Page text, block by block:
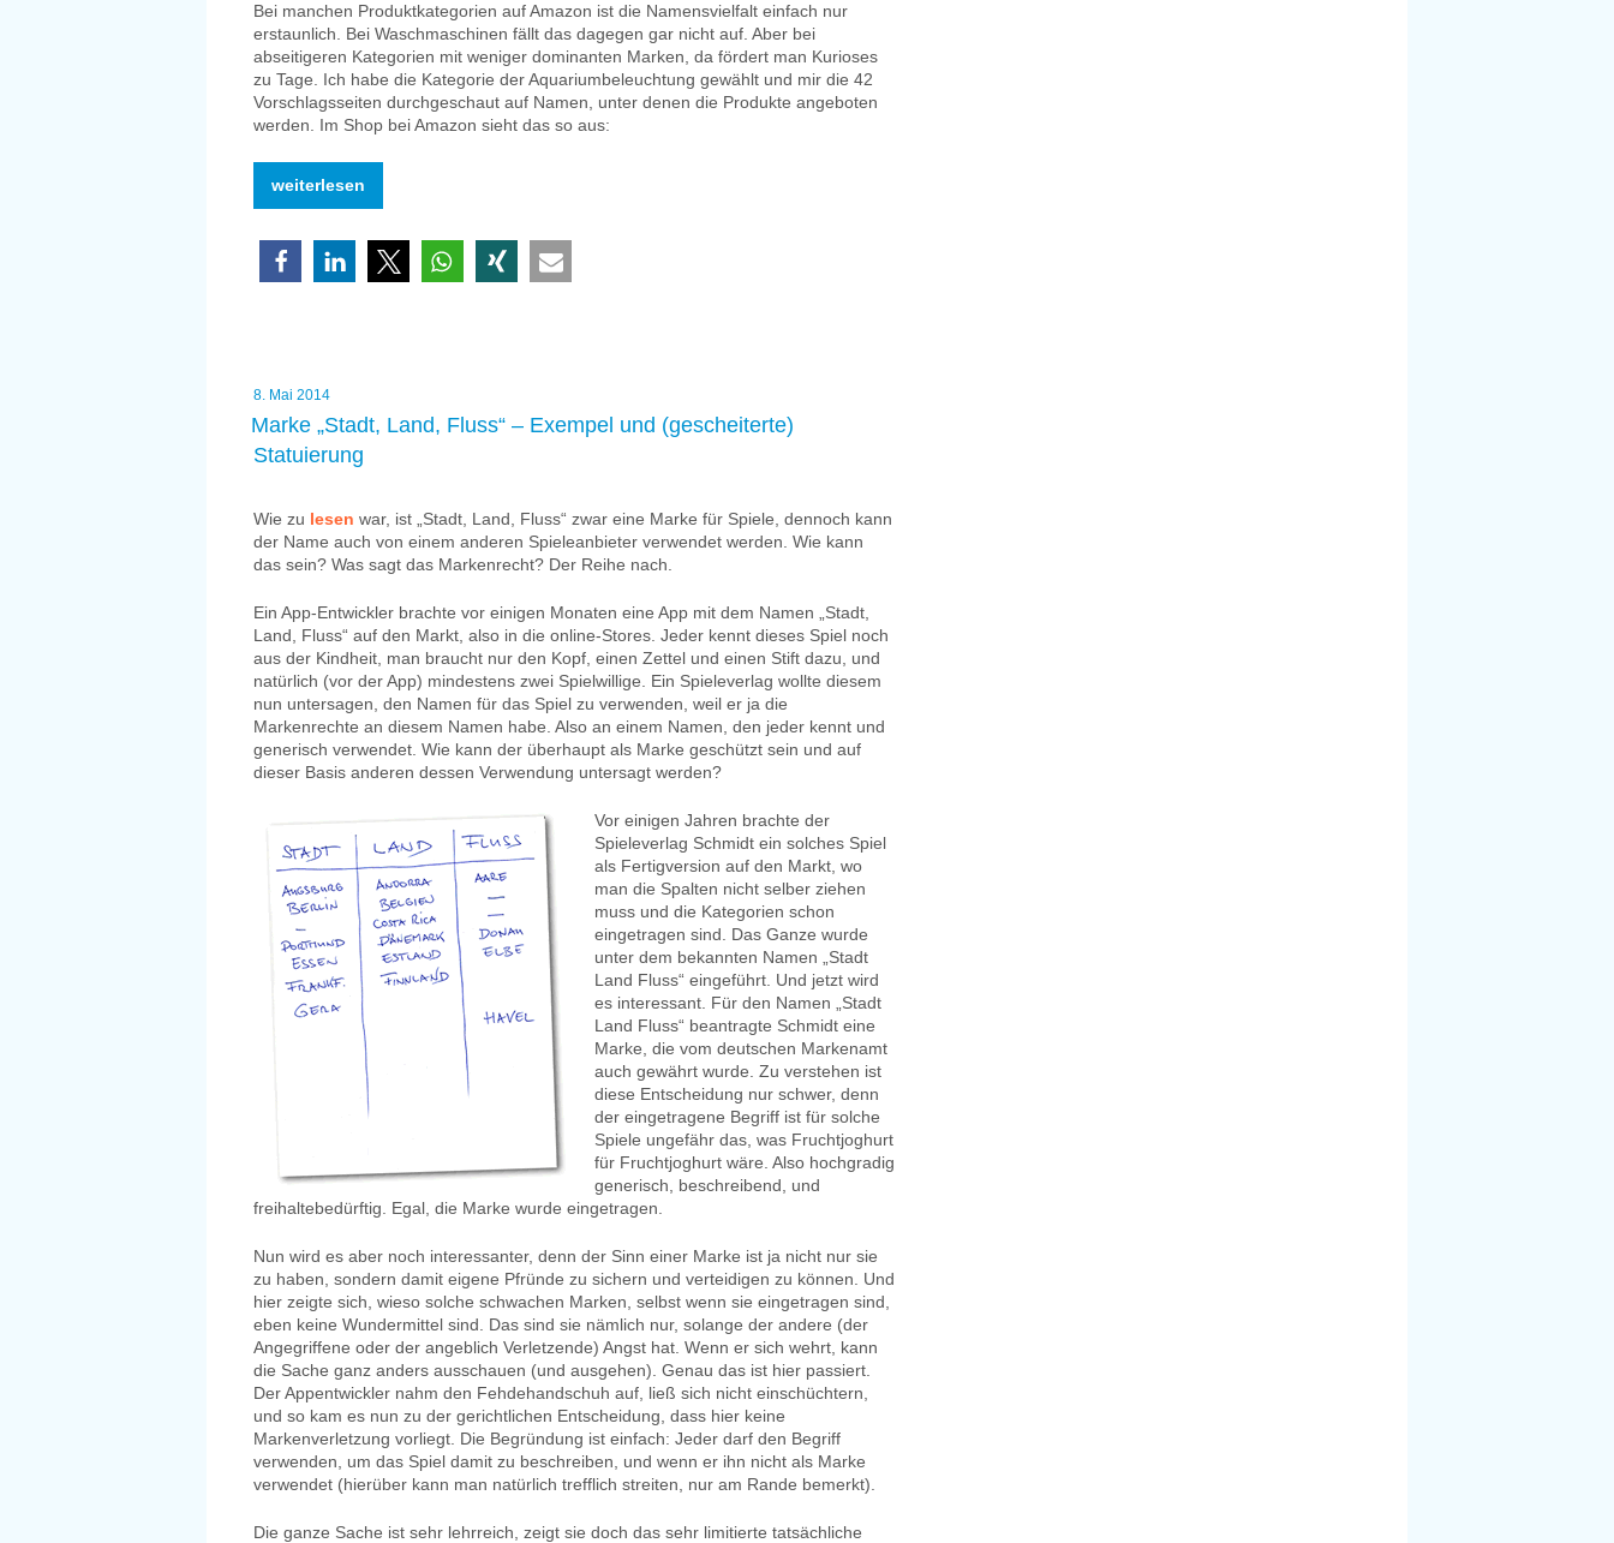
Bei manchen Produktkategorien auf Amazon ist die Namensvielfalt einfach nur
erstaunlich. Bei Waschmaschinen fällt das dagegen gar nicht auf. Aber bei
abseitigeren Kategorien mit weniger dominanten Marken, da fördert man Kurioses
zu Tage. Ich habe die Kategorie der Aquariumbeleuchtung gewählt und mir die 42
Vorschlagsseiten durchgeschaut auf Namen, unter denen die Produkte angeboten
werden. Im Shop bei Amazon sieht das so aus:
„Der
Namenswahnsinn
Amazon
–
weiterlesen
Veröffentlicht
am
8. Mai 2014
Marke „Stadt, Land, Fluss“ – Exempel und (gescheiterte)
Statuierung
Wie zu lesen war, ist „Stadt, Land, Fluss“ zwar eine Marke für Spiele, dennoch kann
der Name auch von einem anderen Spieleanbieter verwendet werden. Wie kann
das sein? Was sagt das Markenrecht? Der Reihe nach.
Ein App-Entwickler brachte vor einigen Monaten eine App mit dem Namen „Stadt,
Land, Fluss“ auf den Markt, also in die online-Stores. Jeder kennt dieses Spiel noch
aus der Kindheit, man braucht nur den Kopf, einen Zettel und einen Stift dazu, und
natürlich (vor der App) mindestens zwei Spielwillige. Ein Spieleverlag wollte diesem
nun untersagen, den Namen für das Spiel zu verwenden, weil er ja die
Markenrechte an diesem Namen habe. Also an einem Namen, den jeder kennt und
generisch verwendet. Wie kann der überhaupt als Marke geschützt sein und auf
dieser Basis anderen dessen Verwendung untersagt werden?
Vor einigen Jahren brachte der
Spieleverlag Schmidt ein solches Spiel
als Fertigversion auf den Markt, wo
man die Spalten nicht selber ziehen
muss und die Kategorien schon
eingetragen sind. Das Ganze wurde
unter dem bekannten Namen „Stadt
Land Fluss“ eingeführt. Und jetzt wird
es interessant. Für den Namen „Stadt
Land Fluss“ beantragte Schmidt eine
Marke, die vom deutschen Markenamt
auch gewährt wurde. Zu verstehen ist
diese Entscheidung nur schwer, denn
der eingetragene Begriff ist für solche
Spiele ungefähr das, was Fruchtjoghurt
für Fruchtjoghurt wäre. Also hochgradig
generisch, beschreibend, und
freihaltebedürftig. Egal, die Marke wurde eingetragen.
Nun wird es aber noch interessanter, denn der Sinn einer Marke ist ja nicht nur sie
zu haben, sondern damit eigene Pfründe zu sichern und verteidigen zu können. Und
hier zeigte sich, wieso solche schwachen Marken, selbst wenn sie eingetragen sind,
eben keine Wundermittel sind. Das sind sie nämlich nur, solange der andere (der
Angegriffene oder der angeblich Verletzende) Angst hat. Wenn er sich wehrt, kann
die Sache ganz anders ausschauen (und ausgehen). Genau das ist hier passiert.
Der Appentwickler nahm den Fehdehandschuh auf, ließ sich nicht einschüchtern,
und so kam es nun zu der gerichtlichen Entscheidung, dass hier keine
Markenverletzung vorliegt. Die Begründung ist einfach: Jeder darf den Begriff
verwenden, um das Spiel damit zu beschreiben, und wenn er ihn nicht als Marke
verwendet (hierüber kann man natürlich trefflich streiten, nur am Rande bemerkt).
Die ganze Sache ist sehr lehrreich, zeigt sie doch das sehr limitierte tatsächliche